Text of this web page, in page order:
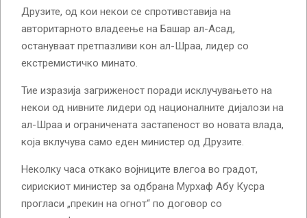
Друзите, од кои некои се спротивставија на
авторитарното владеење на Башар ал-Асад,
остануваат претпазливи кон ал-Шраа, лидер со
екстремистичко минато.
Тие изразија загриженост поради исклучувањето на
некои од нивните лидери од националните дијалози на
ал-Шраа и ограничената застапеност во новата влада,
која вклучува само еден министер од Друзите.
Неколку часа откако војниците влегоа во градот,
сирискиот министер за одбрана Мурхаф Абу Кусра
прогласи „прекин на огнот“ по договор со